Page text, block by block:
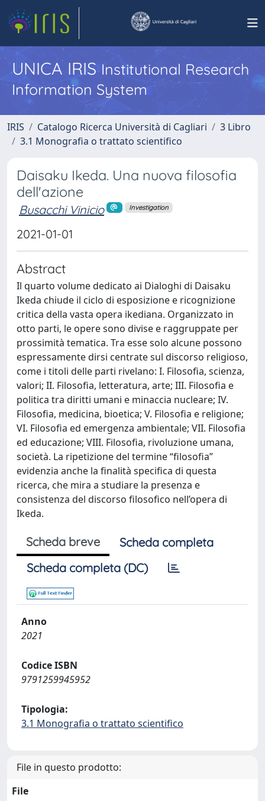
UNICA IRISInstitutional Research
Information System
IRIS Catalogo Ricerca Università di Cagliari
3 Libro
3.1 Monografia o trattato scientifico
Daisaku Ikeda. Una nuova filosofia
dell'azione
Busacchi Vinicio Investigation
2021-01-01
Abstract
Il quarto volume dedicato ai Dialoghi di Daisaku
Ikeda chiude il ciclo di esposizione e ricognizione
critica della vasta opera ikediana. Organizzato in
otto parti, le opere sono divise e raggruppate per
prossimità tematica. Tra esse solo alcune possono
espressamente dirsi centrate sul discorso religioso,
come i titoli delle parti rivelano: I. Filosofia, scienza,
valori; II. Filosofia, letteratura, arte; III. Filosofia e
politica tra diritti umani e minaccia nucleare; IV.
Filosofia, medicina, bioetica; V. Filosofia e religione;
VI. Filosofia ed emergenza ambientale; VII. Filosofia
ed educazione; VIII. Filosofia, rivoluzione umana,
società. La ripetizione del termine “filosofia”
evidenzia anche la finalità specifica di questa
ricerca, che mira a studiare la presenza e
consistenza del discorso filosofico nell’opera di
Ikeda.
Scheda breve
Scheda completa
Scheda completa (DC)
Anno
2021
Codice ISBN
9791259945952
Tipologia:
3.1 Monografia o trattato scientifico
File in questo prodotto:
File